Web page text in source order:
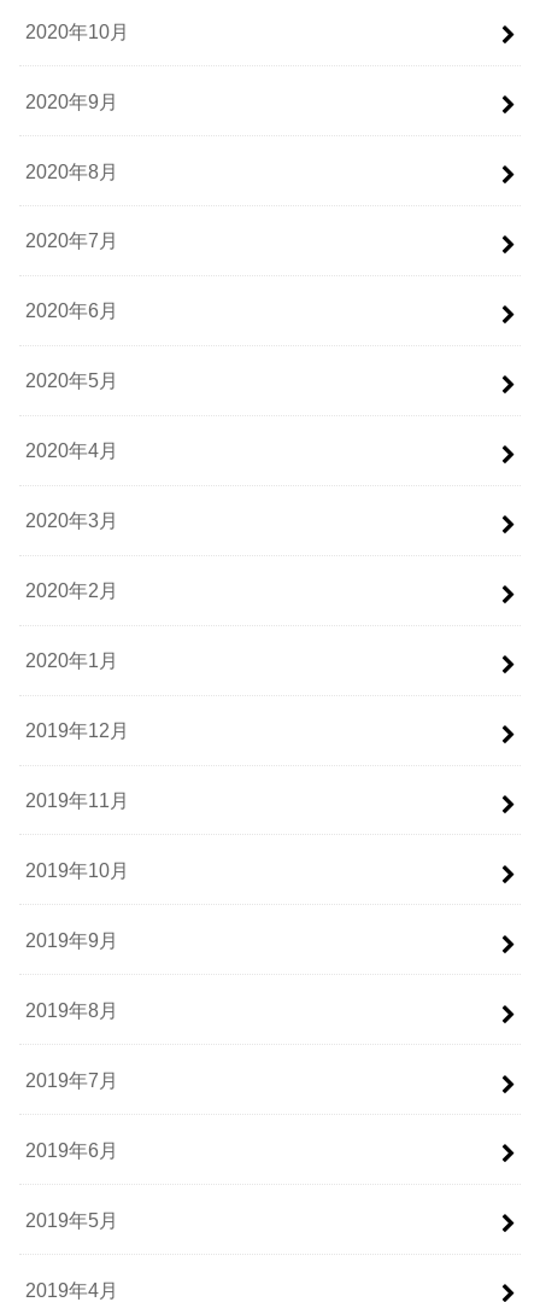
2020年10月
2020年9月
2020年8月
2020年7月
2020年6月
2020年5月
2020年4月
2020年3月
2020年2月
2020年1月
2019年12月
2019年11月
2019年10月
2019年9月
2019年8月
2019年7月
2019年6月
2019年5月
2019年4月